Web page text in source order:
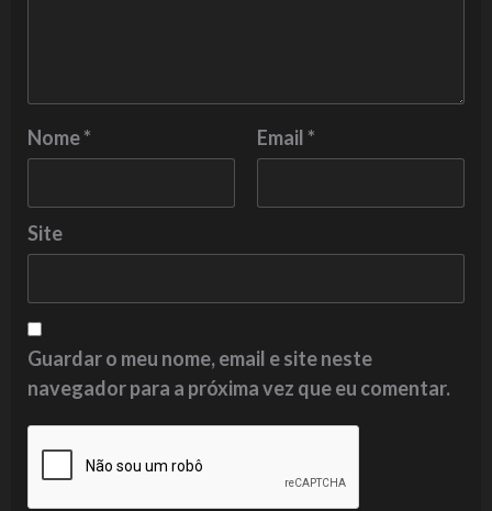
Nome* Email*
Site
Guardar o meu nome, email e site neste
navegador para a próxima vez que eu comentar.